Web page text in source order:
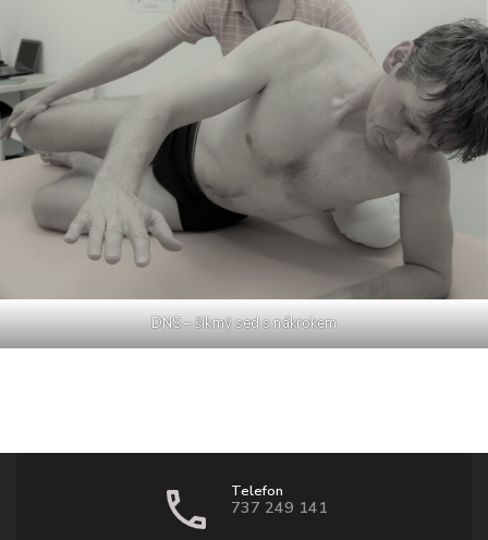
DNS – šikmý sed s nákrokem
Telefon
737 249 141